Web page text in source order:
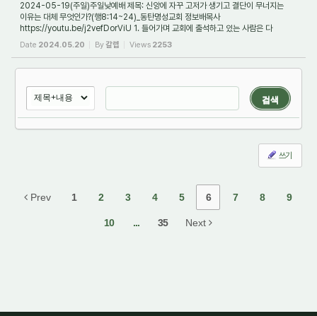
2024-05-19(주일)주일낮예배 제목: 신앙에 자꾸 고저가 생기고 결단이 무너지는
이유는 대체 무엇인가?(행8:14~24)_동탄명성교회 정보배목사
https://youtu.be/j2vefDorViU 1. 들어가며 교회에 출석하고 있는 사람은 다
구원받은 것일까? 예전부터 장로교에서...
Date 2024.05.20 By갈렙 Views 2253
검색
쓰기
Prev 1 2 3 4 5 6 7 8 9
10 ... 35 Next